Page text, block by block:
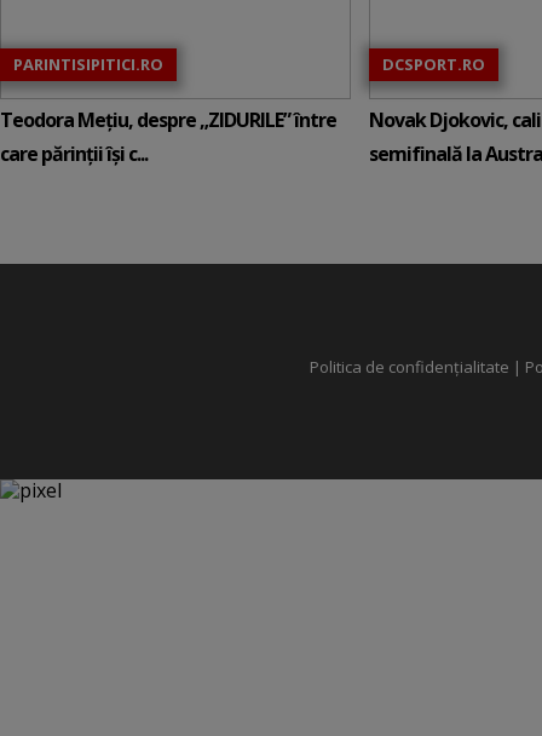
PARINTISIPITICI.RO
Teodora Mețiu, despre „ZIDURILE” între
care părinții își c...
DCSPORT.RO
Novak Djokovic,
semifinală la
Politica de confidențialitate |